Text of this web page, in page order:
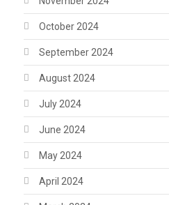
October 2024
September 2024
August 2024
July 2024
June 2024
May 2024
April 2024